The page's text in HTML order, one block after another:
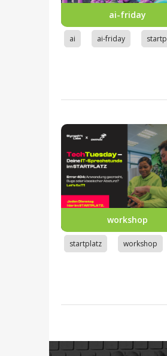
ai-friday
ai ai-friday
workshop
startplatz workshop